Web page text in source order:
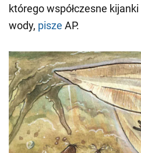
którego współczesne
wody, pisze AP.